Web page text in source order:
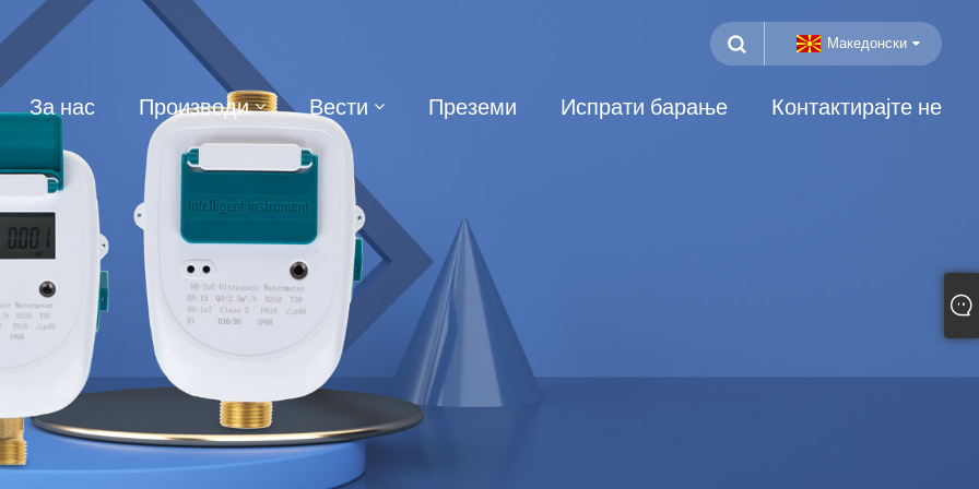
Македонски
За нас Производи Вести Преземи Испрати барање Контактирајте не